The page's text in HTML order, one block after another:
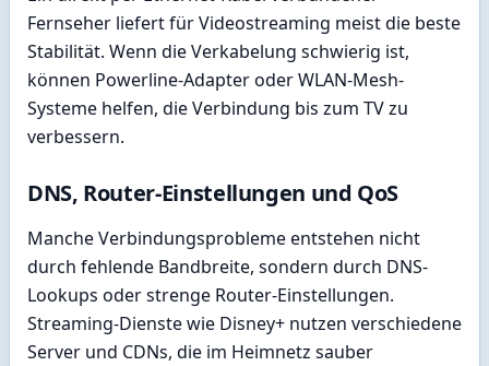
Fernseher liefert für Videostreaming meist die beste
Stabilität. Wenn die Verkabelung schwierig ist,
können Powerline-Adapter oder WLAN-Mesh-
Systeme helfen, die Verbindung bis zum TV zu
verbessern.
DNS, Router-Einstellungen und QoS
Manche Verbindungsprobleme entstehen nicht
durch fehlende Bandbreite, sondern durch DNS-
Lookups oder strenge Router-Einstellungen.
Streaming-Dienste wie Disney+ nutzen verschiedene
Server und CDNs, die im Heimnetz sauber